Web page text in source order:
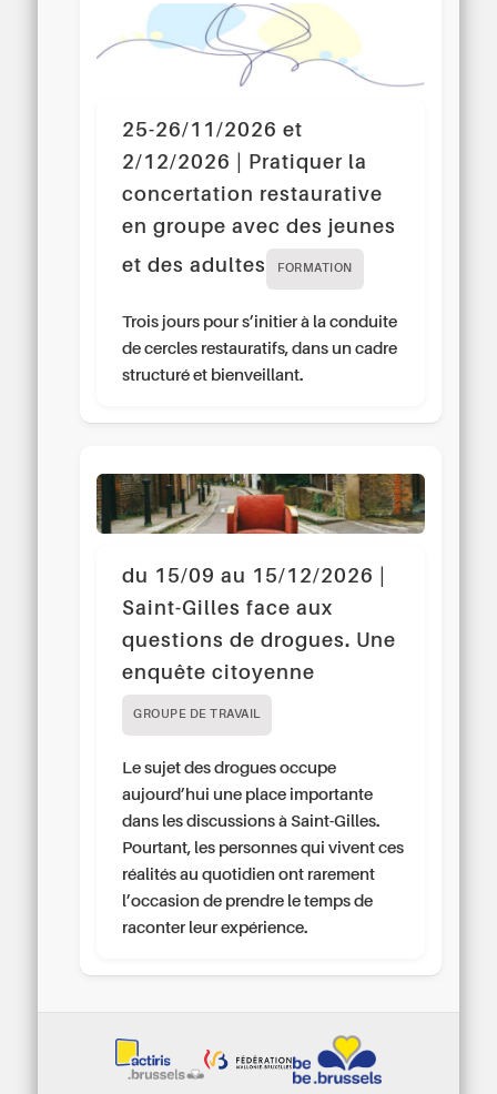
25-26/11/2026 et
2/12/2026 | Pratiquer la
concertation restaurative
en groupe avec des jeunes
et des adultes
FORMATION
Trois jours pour s’initier à la conduite
de cercles restauratifs, dans un cadre
structuré et bienveillant.
du 15/09 au 15/12/2026 |
Saint-Gilles face aux
questions de drogues. Une
enquête citoyenne
GROUPE DE TRAVAIL
Le sujet des drogues occupe
aujourd’hui une place importante
dans les discussions à Saint-Gilles.
Pourtant, les personnes qui vivent ces
réalités au quotidien ont rarement
l’occasion de prendre le temps de
raconter leur expérience.